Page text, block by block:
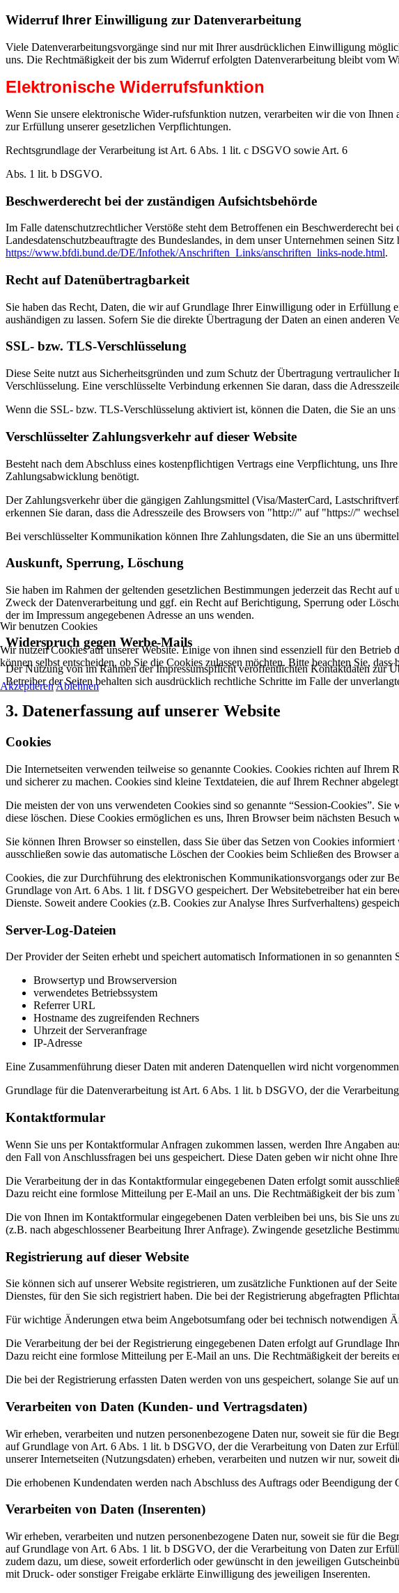
Widerruf IhrerEinwilligung zur Datenverarbeitung
Viele Datenverarbeitungsvorgänge sind nur mit Ihrer ausdrücklichen Einwilligung
uns. Die Rechtmäßigkeit der bis zum Widerruf erfolgten Datenverarbeitung bleibt vom
Elektronische Widerrufsfunktion
Wenn Sie unsere elektronische Wider-rufsfunktion nutzen, verarbeiten wir die von
zur Erfüllung unserer gesetzlichen Verpflichtungen.
Rechtsgrundlage der Verarbeitung ist Art. 6 Abs. 1 lit. c DSGVO sowie Art. 6
Abs. 1 lit. b DSGVO.
Beschwerderecht bei der zuständigen Aufsichtsbehörde
Im Falle datenschutzrechtlicher Verstöße steht dem Betroffenen ein Beschwerderecht
Landesdatenschutzbeauftragte des Bundeslandes, in dem unser Unternehmen seinen
https://www.bfdi.bund.de/DE/Infothek/Anschriften_Links/anschriften_links-node.html.
Recht auf Datenübertragbarkeit
Sie haben das Recht, Daten, die wir auf Grundlage Ihrer Einwilligung oder in Erfüllung
aushändigen zu lassen. Sofern Sie die direkte Übertragung der Daten an einen anderen
SSL- bzw. TLS-Verschlüsselung
Diese Seite nutzt aus Sicherheitsgründen und zum Schutz der Übertragung
Verschlüsselung. Eine verschlüsselte Verbindung erkennen Sie daran, dass die
Wenn die SSL- bzw. TLS-Verschlüsselung aktiviert ist, können die Daten, die Sie an
Verschlüsselter Zahlungsverkehr auf dieser Website
Besteht nach dem Abschluss eines kostenpflichtigen Vertrags eine Verpflichtung, uns
Zahlungsabwicklung benötigt.
Der Zahlungsverkehr über die gängigen Zahlungsmittel (Visa/MasterCard,
erkennen Sie daran, dass die Adresszeile des Browsers von "http://" auf "https://"
Bei verschlüsselter Kommunikation können Ihre Zahlungsdaten, die Sie an uns
Auskunft, Sperrung, Löschung
Sie haben im Rahmen der geltenden gesetzlichen Bestimmungen jederzeit das Recht
Zweck der Datenverarbeitung und ggf. ein Recht auf Berichtigung, Sperrung oder
der im Impressum angegebenen Adresse an uns wenden.
Widerspruch gegen Werbe-Mails
Der Nutzung von im Rahmen der Impressumspflicht veröffentlichten Kontaktdaten zur
Betreiber der Seiten behalten sich ausdrücklich rechtliche Schritte im Falle der
3. Datenerfassung auf unserer Website
Cookies
Die Internetseiten verwenden teilweise so genannte Cookies. Cookies richten auf
und sicherer zu machen. Cookies sind kleine Textdateien, die auf Ihrem Rechner
Die meisten der von uns verwendeten Cookies sind so genannte “Session-Cookies”.
diese löschen. Diese Cookies ermöglichen es uns, Ihren Browser beim nächsten Besuch
Sie können Ihren Browser so einstellen, dass Sie über das Setzen von Cookies
ausschließen sowie das automatische Löschen der Cookies beim Schließen des
Cookies, die zur Durchführung des elektronischen Kommunikationsvorgangs oder zur
Grundlage von Art. 6 Abs. 1 lit. f DSGVO gespeichert. Der Websitebetreiber hat ein
Dienste. Soweit andere Cookies (z.B. Cookies zur Analyse Ihres Surfverhaltens)
Server-Log-Dateien
Der Provider der Seiten erhebt und speichert automatisch Informationen in so
Browsertyp und Browserversion
verwendetes Betriebssystem
Referrer URL
Hostname des zugreifenden Rechners
Uhrzeit der Serveranfrage
IP-Adresse
Eine Zusammenführung dieser Daten mit anderen Datenquellen wird nicht
Grundlage für die Datenverarbeitung ist Art. 6 Abs. 1 lit. b DSGVO, der die
Kontaktformular
Wenn Sie uns per Kontaktformular Anfragen zukommen lassen, werden Ihre Angaben
den Fall von Anschlussfragen bei uns gespeichert. Diese Daten geben wir nicht ohne
Die Verarbeitung der in das Kontaktformular eingegebenen Daten erfolgt somit
Dazu reicht eine formlose Mitteilung per E-Mail an uns. Die Rechtmäßigkeit der bis
Die von Ihnen im Kontaktformular eingegebenen Daten verbleiben bei uns, bis Sie
(z.B. nach abgeschlossener Bearbeitung Ihrer Anfrage). Zwingende gesetzliche
Registrierung auf dieser Website
Sie können sich auf unserer Website registrieren, um zusätzliche Funktionen auf der
Dienstes, für den Sie sich registriert haben. Die bei der Registrierung abgefragten
Für wichtige Änderungen etwa beim Angebotsumfang oder bei technisch notwendigen
Die Verarbeitung der bei der Registrierung eingegebenen Daten erfolgt auf
Dazu reicht eine formlose Mitteilung per E-Mail an uns. Die Rechtmäßigkeit der bereits
Die bei der Registrierung erfassten Daten werden von uns gespeichert, solange Sie auf
Verarbeiten von Daten (Kunden- und Vertragsdaten)
Wir erheben, verarbeiten und nutzen personenbezogene Daten nur, soweit sie für die
auf Grundlage von Art. 6 Abs. 1 lit. b DSGVO, der die Verarbeitung von Daten zur
unserer Internetseiten (Nutzungsdaten) erheben, verarbeiten und nutzen wir nur, soweit
Die erhobenen Kundendaten werden nach Abschluss des Auftrags oder Beendigung
Verarbeiten von Daten (Inserenten)
Wir erheben, verarbeiten und nutzen personenbezogene Daten nur, soweit sie für die
auf Grundlage von Art. 6 Abs. 1 lit. b DSGVO, der die Verarbeitung von Daten zur
zudem dazu, um diese, soweit erforderlich oder gewünscht in den jeweiligen
mit Druck- oder sonstiger Freigabe erklärte Einwilligung des jeweiligen Inserenten.
Wir benutzen Cookies
Wir nutzen Cookies auf unserer Website. Einige von ihnen sind essenziell für den
können selbst entscheiden, ob Sie die Cookies zulassen möchten. Bitte beachten Sie,
AkzeptierenAblehnen